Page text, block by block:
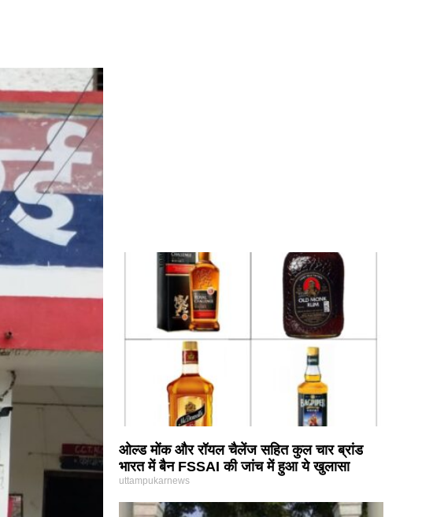
ओल्ड मोंक और रॉयल चैलेंज सहित कुल चार ब्रांड
भारत में बैन FSSAI की जांच में हुआ ये खुलासा
uttampukarnews